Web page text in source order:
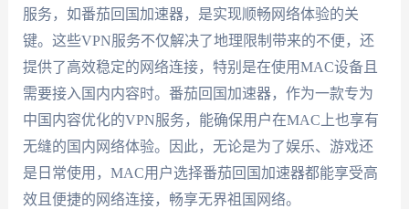
服务，如番茄回国加速器，是实现顺畅网络体验的关
键。这些VPN服务不仅解决了地理限制带来的不便，还
提供了高效稳定的网络连接，特别是在使用MAC设备且
需要接入国内内容时。番茄回国加速器，作为一款专为
中国内容优化的VPN服务，能确保用户在MAC上也享有
无缝的国内网络体验。因此，无论是为了娱乐、游戏还
是日常使用，MAC用户选择番茄回国加速器都能享受高
效且便捷的网络连接，畅享无界祖国网络。